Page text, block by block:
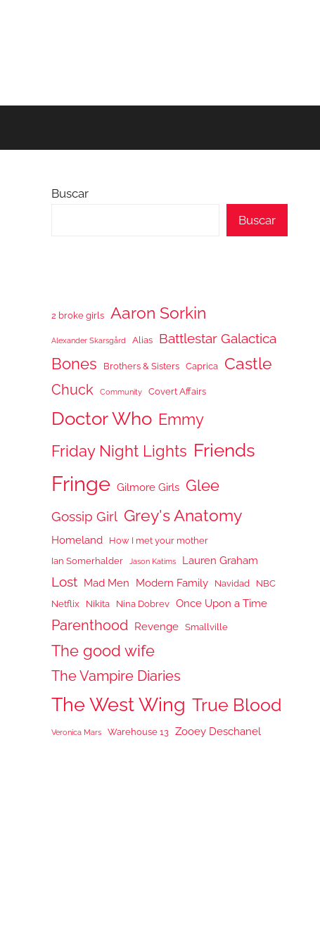
Buscar
Buscar
2 broke girls Aaron Sorkin
Alexander Skarsgård Alias Battlestar Galactica
Bones Brothers & Sisters Caprica Castle
Chuck Community Covert Affairs
Doctor Who Emmy
Friday Night Lights Friends
Fringe Gilmore Girls Glee
Gossip Girl Grey's Anatomy
Homeland
How I met your mother
Ian Somerhalder
Jason Katims Lauren Graham
Lost Mad Men Modern Family Navidad
NBC
Netflix
Nikita Nina Dobrev Once Upon a Time
Parenthood Revenge Smallville
The good wife
The Vampire Diaries
The West Wing True Blood
Veronica Mars Warehouse 13 Zooey Deschanel